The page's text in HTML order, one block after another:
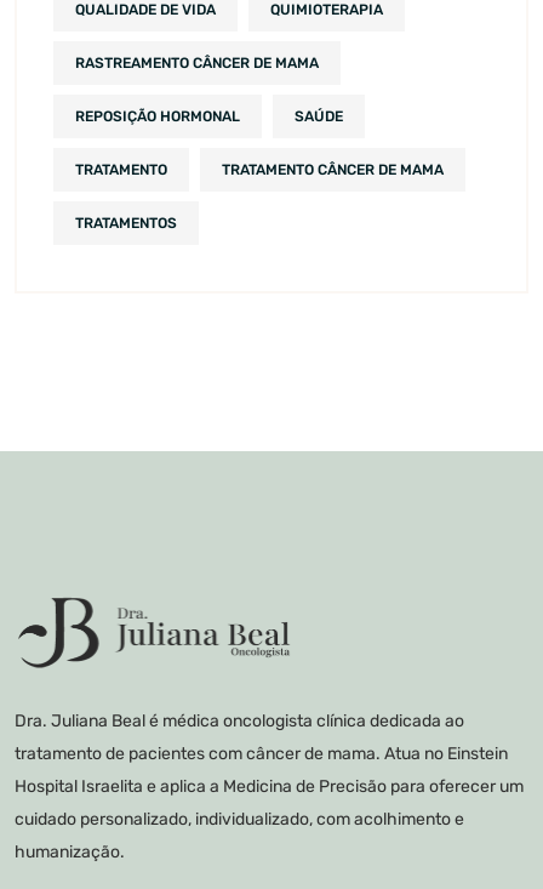
QUALIDADE DE VIDA QUIMIOTERAPIA
RASTREAMENTO CÂNCER DE MAMA
REPOSIÇÃO HORMONAL SAÚDE
TRATAMENTO TRATAMENTO CÂNCER DE MAMA
TRATAMENTOS
Dra. Juliana Beal é médica oncologista clínica dedicada ao
tratamento de pacientes com câncer de mama. Atua no Einstein
Hospital Israelita e aplica a Medicina de Precisão para oferecer um
cuidado personalizado, individualizado, com acolhimento e
humanização.